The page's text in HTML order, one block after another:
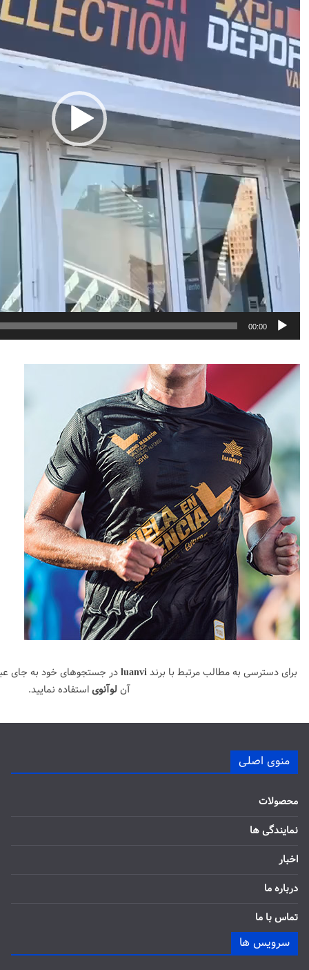
00:00
برای دسترسی به مطالب مرتبط با برندluanviدر جستجوهای خود به جای
آن لوآنویاستفاده نمایید.
منوی اصلی
محصولات
نمایندگی ها
اخبار
درباره ما
تماس با ما
سرویس ها